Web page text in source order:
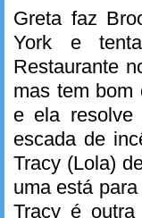
Greta faz
York e
Restaurante
mas tem bom
e ela resolve
escada de
Tracy (Lola)
uma está
Tracy é